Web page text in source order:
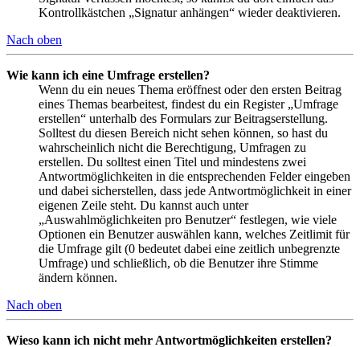
Kontrollkästchen „Signatur anhängen“ wieder deaktivieren.
Nach oben
Wie kann ich eine Umfrage erstellen?
Wenn du ein neues Thema eröffnest oder den ersten Beitrag
eines Themas bearbeitest, findest du ein Register „Umfrage
erstellen“ unterhalb des Formulars zur Beitragserstellung.
Solltest du diesen Bereich nicht sehen können, so hast du
wahrscheinlich nicht die Berechtigung, Umfragen zu
erstellen. Du solltest einen Titel und mindestens zwei
Antwortmöglichkeiten in die entsprechenden Felder eingeben
und dabei sicherstellen, dass jede Antwortmöglichkeit in einer
eigenen Zeile steht. Du kannst auch unter
„Auswahlmöglichkeiten pro Benutzer“ festlegen, wie viele
Optionen ein Benutzer auswählen kann, welches Zeitlimit für
die Umfrage gilt (0 bedeutet dabei eine zeitlich unbegrenzte
Umfrage) und schließlich, ob die Benutzer ihre Stimme
ändern können.
Nach oben
Wieso kann ich nicht mehr Antwortmöglichkeiten erstellen?